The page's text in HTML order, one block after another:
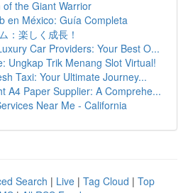
the Giant Warrior
en México: Guía Completa
：楽しく成長！
Car Providers: Your Best O...
Ungkap Trik Menang Slot Virtual!
Taxi: Your Ultimate Journey...
A4 Paper Supplier: A Comprehe...
Near Me - California
Search | Live | Tag Cloud | Top